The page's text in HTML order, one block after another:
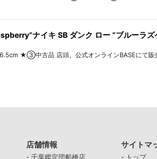
ナイキ SB ダンク ロー “ブルーラズ
★③中古品 店頭、公式オンラインBASEにて販
店舗情報
- 千葉鑑定団船橋店
サイトマ
- トップ